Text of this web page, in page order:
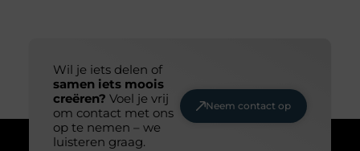
Wil je iets delen of
samen iets moois
creëren? Voel je vrij
om contact met ons
op te nemen – we
luisteren graag.
Neem contact op